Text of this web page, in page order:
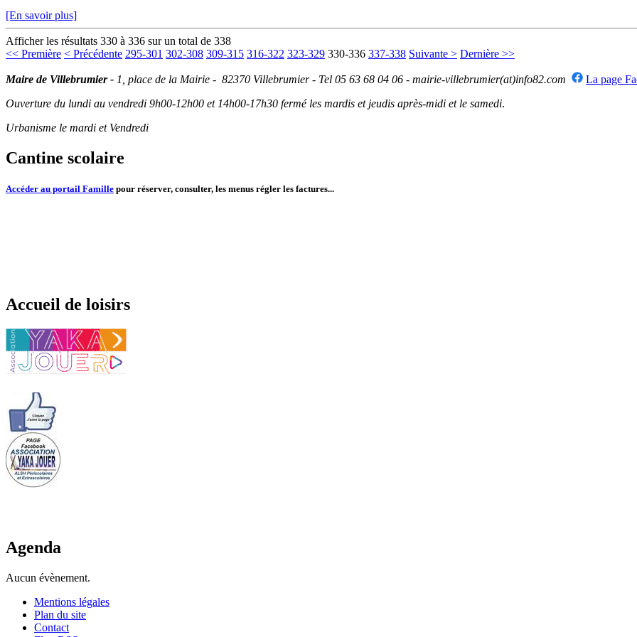
[En savoir plus]
Afficher les résultats 330 à 336 sur un total de 338
<< Première < Précédente 295-301 302-308 309-315 316-322 323-329 330-336 337-338 Suivante > Dernière >>
Maire de Villebrumier - 1, place de la Mairie - 82370 Villebrumier - Tel 05 63 68 04 06 - mairie-villebrumier(at)info82.com
La page
Ouverture du lundi au vendredi 9h00-12h00 et 14h00-17h30 fermé les mardis et jeudis après-midi et le samedi.
Urbanisme le mardi et Vendredi
Cantine scolaire
Accéder au portail Famille pour réserver, consulter, les menus régler les factures...
Accueil de loisirs
Agenda
Aucun évènement.
Mentions légales
Plan du site
Contact